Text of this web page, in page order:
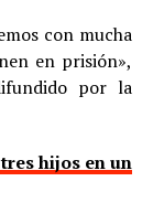
con mucha
en prisión»,
por la
hijos en un